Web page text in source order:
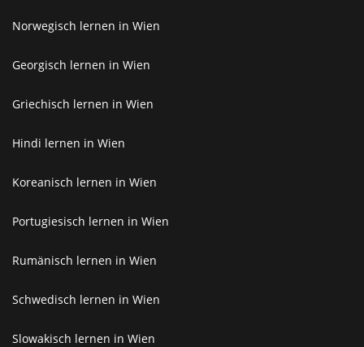
Norwegisch lernen in Wien
Georgisch lernen in Wien
Griechisch lernen in Wien
Hindi lernen in Wien
Koreanisch lernen in Wien
Portugiesisch lernen in Wien
Rumänisch lernen in Wien
Schwedisch lernen in Wien
Slowakisch lernen in Wien